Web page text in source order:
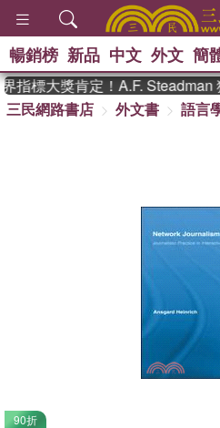
熱搜：
偉大的
暢銷榜 新品 中文 外文 簡
標大獎肯定！A.F. Steadman
三民網路書店
外文書 語言
90折